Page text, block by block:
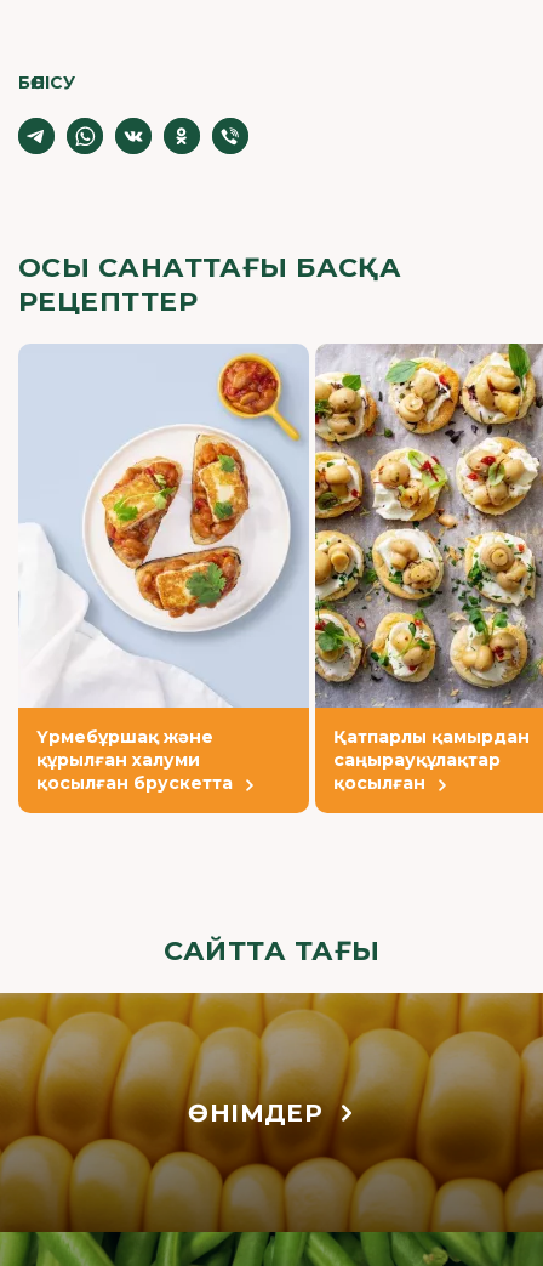
БӨЛІСУ
ОСЫ САНАТТАҒЫ БАСҚА
РЕЦЕПТТЕР
Үрмебұршақ және
құрылған халуми
қосылған брускетта
Қатпарлы қамырдан
саңырауқұлақтар
қосылған
САЙТТА ТАҒЫ
ӨНІМДЕР